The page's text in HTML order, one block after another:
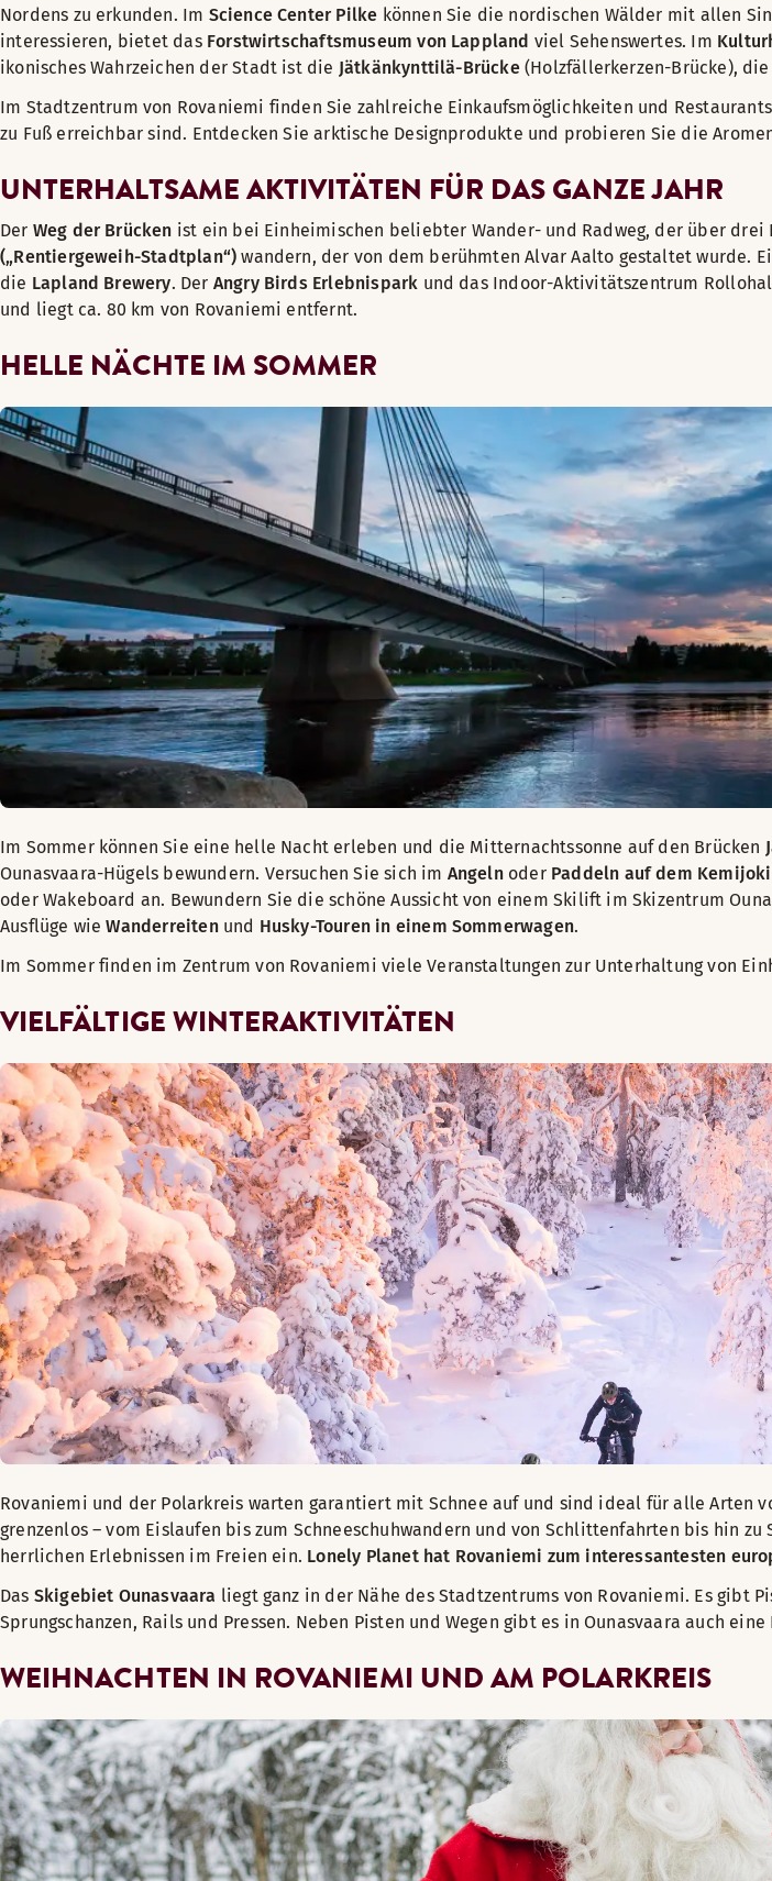
Nordens zu erkunden. Im Science Center Pilke können Sie die nordischen Wälder mit allen
interessieren, bietet das Forstwirtschaftsmuseum von Lappland viel Sehenswertes. Im
ikonisches Wahrzeichen der Stadt ist die Jätkänkynttilä-Brücke(Holzfällerkerzen-Brücke),
Im Stadtzentrum von Rovaniemi finden Sie zahlreiche Einkaufsmöglichkeiten und
zu Fuß erreichbar sind. Entdecken Sie arktische Designprodukte und probieren Sie die
UNTERHALTSAME AKTIVITÄTEN FÜR DAS GANZE JAHR
Der Weg der Brücken ist ein bei Einheimischen beliebter Wander- und Radweg, der über
(„Rentiergeweih-Stadtplan“) wandern, der von dem berühmten Alvar Aalto gestaltet wurde.
die Lapland Brewery. Der Angry Birds Erlebnispark und das Indoor-Aktivitätszentrum
und liegt ca. 80 km von Rovaniemi entfernt.
HELLE NÄCHTE IM SOMMER
Im Sommer können Sie eine helle Nacht erleben und die Mitternachtssonne auf den Brücken
Ounasvaara-Hügels bewundern. Versuchen Sie sich im Angelnoder Paddeln auf dem
oder Wakeboard an. Bewundern Sie die schöne Aussicht von einem Skilift im Skizentrum
Ausflüge wieWanderreitenund Husky-Touren in einem Sommerwagen.
Im Sommer finden im Zentrum von Rovaniemi viele Veranstaltungen zur Unterhaltung von
VIELFÄLTIGE WINTERAKTIVITÄTEN
Rovaniemi und der Polarkreis warten garantiert mit Schnee auf und sind ideal für alle Arten
grenzenlos – vom Eislaufen bis zum Schneeschuhwandern und von Schlittenfahrten bis hin
herrlichen Erlebnissen im Freien ein. Lonely Planet hat Rovaniemi zum interessantesten
Das Skigebiet Ounasvaara liegt ganz in der Nähe des Stadtzentrums von Rovaniemi. Es gibt
Sprungschanzen, Rails und Pressen. Neben Pisten und Wegen gibt es in Ounasvaara auch
WEIHNACHTEN IN ROVANIEMI UND AM POLARKREIS